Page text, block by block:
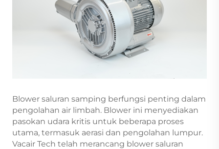
Blower saluran samping berfungsi penting dalam
pengolahan air limbah. Blower ini menyediakan
pasokan udara kritis untuk beberapa proses
utama, termasuk aerasi dan pengolahan lumpur.
Vacair Tech telah merancang blower saluran